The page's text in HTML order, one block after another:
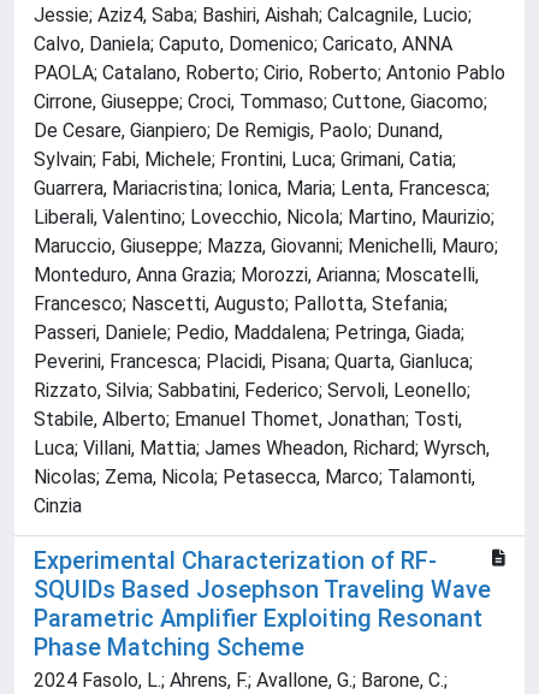
Jessie; Aziz4, Saba; Bashiri, Aishah; Calcagnile, Lucio;
Calvo, Daniela; Caputo, Domenico; Caricato, ANNA
PAOLA; Catalano, Roberto; Cirio, Roberto; Antonio Pablo
Cirrone, Giuseppe; Croci, Tommaso; Cuttone, Giacomo;
De Cesare, Gianpiero; De Remigis, Paolo; Dunand,
Sylvain; Fabi, Michele; Frontini, Luca; Grimani, Catia;
Guarrera, Mariacristina; Ionica, Maria; Lenta, Francesca;
Liberali, Valentino; Lovecchio, Nicola; Martino, Maurizio;
Maruccio, Giuseppe; Mazza, Giovanni; Menichelli, Mauro;
Monteduro, Anna Grazia; Morozzi, Arianna; Moscatelli,
Francesco; Nascetti, Augusto; Pallotta, Stefania;
Passeri, Daniele; Pedio, Maddalena; Petringa, Giada;
Peverini, Francesca; Placidi, Pisana; Quarta, Gianluca;
Rizzato, Silvia; Sabbatini, Federico; Servoli, Leonello;
Stabile, Alberto; Emanuel Thomet, Jonathan; Tosti,
Luca; Villani, Mattia; James Wheadon, Richard; Wyrsch,
Nicolas; Zema, Nicola; Petasecca, Marco; Talamonti,
Cinzia
Experimental Characterization of RF-
SQUIDs Based Josephson Traveling Wave
Parametric Amplifier Exploiting Resonant
Phase Matching Scheme
2024 Fasolo, L.; Ahrens, F.; Avallone, G.; Barone, C.;